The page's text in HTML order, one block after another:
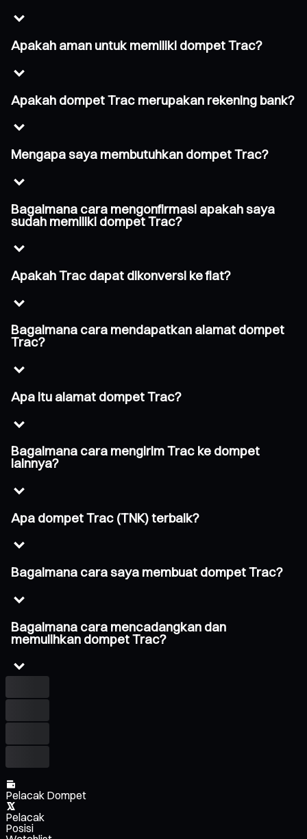
Apakah aman untuk memiliki dompet Trac?
Apakah dompet Trac merupakan rekening bank?
Mengapa saya membutuhkan dompet Trac?
Bagaimana cara mengonfirmasi apakah saya
sudah memiliki dompet Trac?
Apakah Trac dapat dikonversi ke fiat?
Bagaimana cara mendapatkan alamat dompet
Trac?
Apa itu alamat dompet Trac?
Bagaimana cara mengirim Trac ke dompet
lainnya?
Apa dompet Trac (TNK) terbaik?
Bagaimana cara saya membuat dompet Trac?
Bagaimana cara mencadangkan dan
memulihkan dompet Trac?
Pelacak Dompet
Pelacak
Posisi